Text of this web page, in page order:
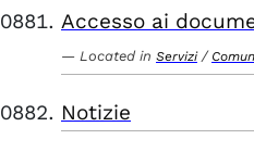
Accesso ai
Located in Servizi /
Notizie